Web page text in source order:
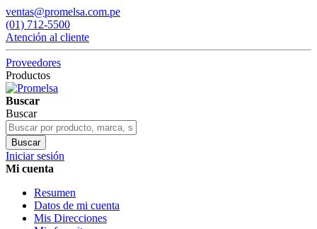
ventas@promelsa.com.pe
(01) 712-5500
Atención al cliente
Proveedores
Productos
Buscar
Buscar
Buscar
Iniciar sesión
Mi cuenta
Resumen
Datos de mi cuenta
Mis Direcciones